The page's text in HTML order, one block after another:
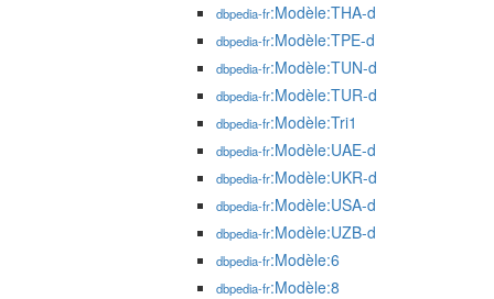
dbpedia-fr:Modèle:THA-d
dbpedia-fr:Modèle:TPE-d
dbpedia-fr:Modèle:TUN-d
dbpedia-fr:Modèle:TUR-d
dbpedia-fr:Modèle:Tri1
dbpedia-fr:Modèle:UAE-d
dbpedia-fr:Modèle:UKR-d
dbpedia-fr:Modèle:USA-d
dbpedia-fr:Modèle:UZB-d
dbpedia-fr:Modèle:6
dbpedia-fr:Modèle:8